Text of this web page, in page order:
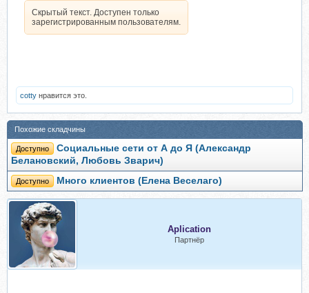
Скрытый текст. Доступен только
зарегистрированным пользователям.
cotty нравится это.
Похожие складчины
Доступно
Социальные сети от А до Я (Александр
Белановский, Любовь Зварич)
Доступно Много клиентов (Елена Веселаго)
Aplication
Партнёр